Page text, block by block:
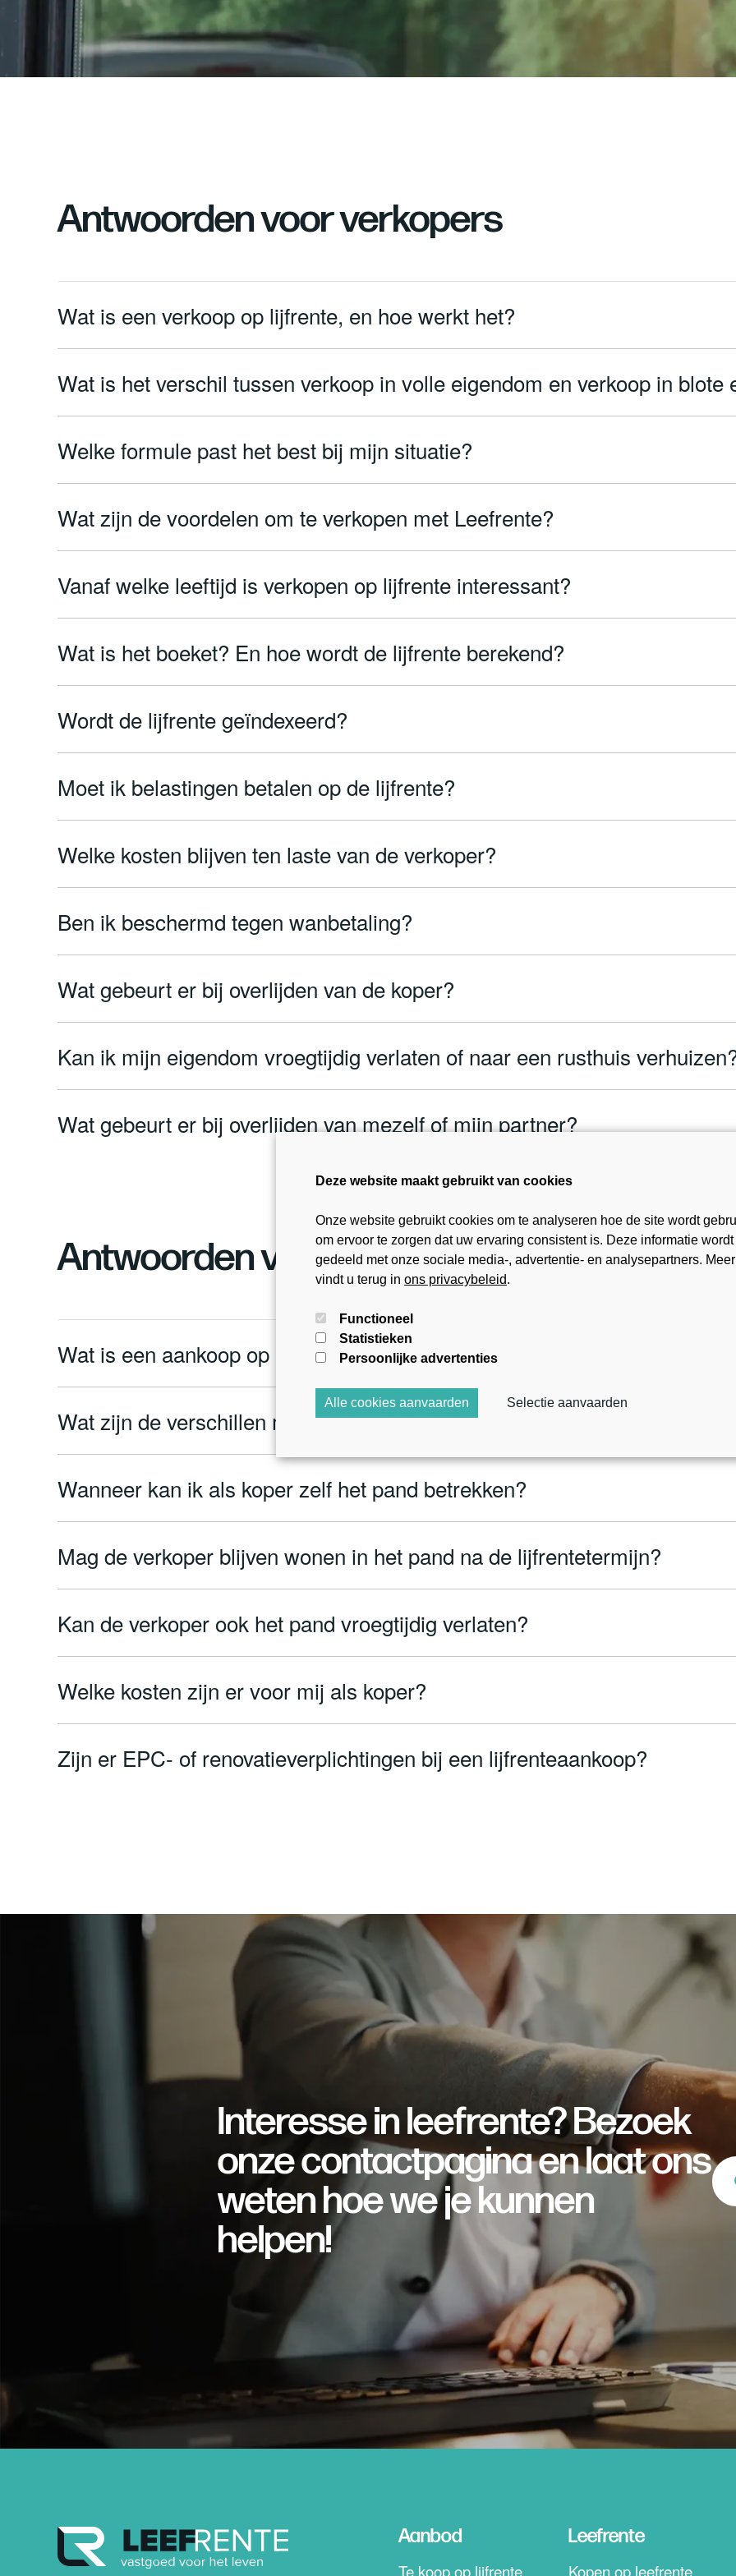
Antwoorden voor verkopers
Wat is een verkoop op lijfrente, en hoe werkt het?
Wat is het verschil tussen verkoop in volle eigendom en verkoop in blote
Welke formule past het best bij mijn situatie?
Wat zijn de voordelen om te verkopen met Leefrente?
Vanaf welke leeftijd is verkopen op lijfrente interessant?
Wat is het boeket? En hoe wordt de lijfrente berekend?
Wordt de lijfrente geïndexeerd?
Moet ik belastingen betalen op de lijfrente?
Welke kosten blijven ten laste van de verkoper?
Ben ik beschermd tegen wanbetaling?
Wat gebeurt er bij overlijden van de koper?
Kan ik mijn eigendom vroegtijdig verlaten of naar een rusthuis
Wat gebeurt er bij overlijden van mezelf of mijn partner?
Antwoorden voor kopers
Wat is een aankoop op lijfrente?
Wat zijn de verschillen met een klassieke aankoop?
Wanneer kan ik als koper zelf het pand betrekken?
Mag de verkoper blijven wonen in het pand na de lijfrentetermijn?
Kan de verkoper ook het pand vroegtijdig verlaten?
Welke kosten zijn er voor mij als koper?
Zijn er EPC- of renovatieverplichtingen bij een lijfrenteaankoop?
Interesse in leefrente? Bezoek
onze contactpagina en laat ons
weten hoe we je kunnen
helpen!
Deze website maakt gebruikt van cookies
Onze website gebruikt cookies om te analyseren hoe de site wordt
om ervoor te zorgen dat uw ervaring consistent is. Deze informatie
gedeeld met onze sociale media-, advertentie- en analysepartners.
vindt u terug in ons privacybeleid.
Functioneel
Statistieken
Persoonlijke advertenties
Alle cookies aanvaarden Selectie aanvaarden
Aanbod
Te koop op lijfrente
Leefrente
Kopen op leefrente